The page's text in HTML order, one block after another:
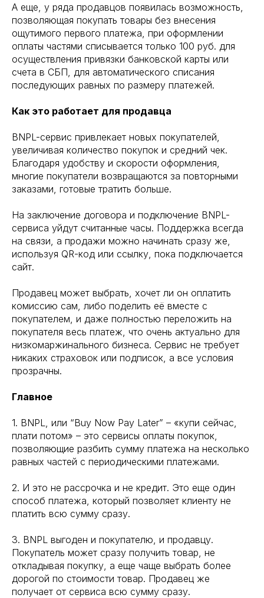
А еще, у ряда продавцов появилась возможность,
позволяющая покупать товары без внесения
ощутимого первого платежа, при оформлении
оплаты частями списывается только 100 руб. для
осуществления привязки банковской карты или
счета в СБП, для автоматического списания
последующих равных по размеру платежей.
Как это работает для продавца
BNPL-сервис привлекает новых покупателей,
увеличивая количество покупок и средний чек.
Благодаря удобству и скорости оформления,
многие покупатели возвращаются за повторными
заказами, готовые тратить больше.
На заключение договора и подключение BNPL-
сервиса уйдут считанные часы. Поддержка всегда
на связи, а продажи можно начинать сразу же,
используя QR-код или ссылку, пока подключается
сайт.
Продавец может выбрать, хочет ли он оплатить
комиссию сам, либо поделить её вместе с
покупателем, и даже полностью переложить на
покупателя весь платеж, что очень актуально для
низкомаржинального бизнеса. Сервис не требует
никаких страховок или подписок, а все условия
прозрачны.
Главное
1. BNPL, или “Buy Now Pay Later” – «купи сейчас,
плати потом» – это сервисы оплаты покупок,
позволяющие разбить сумму платежа на несколько
равных частей с периодическими платежами.
2. И это не рассрочка и не кредит. Это еще один
способ платежа, который позволяет клиенту не
платить всю сумму сразу.
3. BNPL выгоден и покупателю, и продавцу.
Покупатель может сразу получить товар, не
откладывая покупку, а еще чаще выбрать более
дорогой по стоимости товар. Продавец же
получает от сервиса всю сумму сразу.